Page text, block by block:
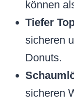
können
Tiefer
sicheren
Donuts.
sicheren